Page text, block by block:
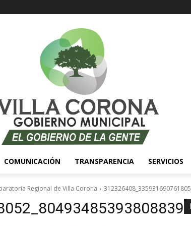
COMUNICACIÓN TRANSPARENCIA SERVICIOS
Regional de Villa Corona